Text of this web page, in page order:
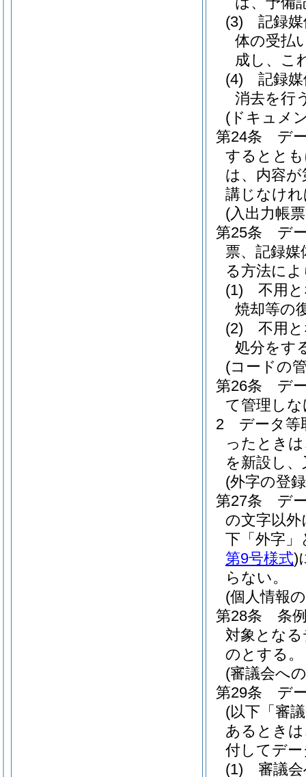
(3)
記録
体の受払
成し、こ
(4)
記録
消去を行
(ドキュメ
第24条
デ
するとと
は、内容
講じなけ
(入出力帳
第25条
デ
票、記録
る方法に
(1)
不用
焼却等の
(2)
不用
処分をす
(コードの
第26条
デ
て管理し
2
データ等
ったとき
を新設し
(外字の登
第27条
デ
の文字以
下「外字」
第9号様式)
らない。
(個人情報
第28条
条
対象とな
のとする。
(審議会へ
第29条
デ
(以下「審
あるとき
付してデ
(1)
審議